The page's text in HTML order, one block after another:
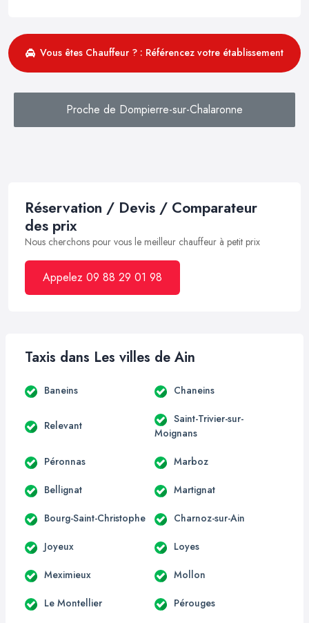
Vous êtes Chauffeur ? : Référencez votre établissement
Proche de Dompierre-sur-Chalaronne
Réservation / Devis / Comparateur
des prix
Nous cherchons pour vous le meilleur chauffeur à petit prix
Appelez 09 88 29 01 98
Taxis dans Les villes de Ain
Baneins Chaneins
Relevant
Saint-Trivier-sur-
Moignans
Péronnas Marboz
Bellignat Martignat
Bourg-Saint-Christophe Charnoz-sur-Ain
Joyeux Loyes
Meximieux Mollon
Le Montellier Pérouges